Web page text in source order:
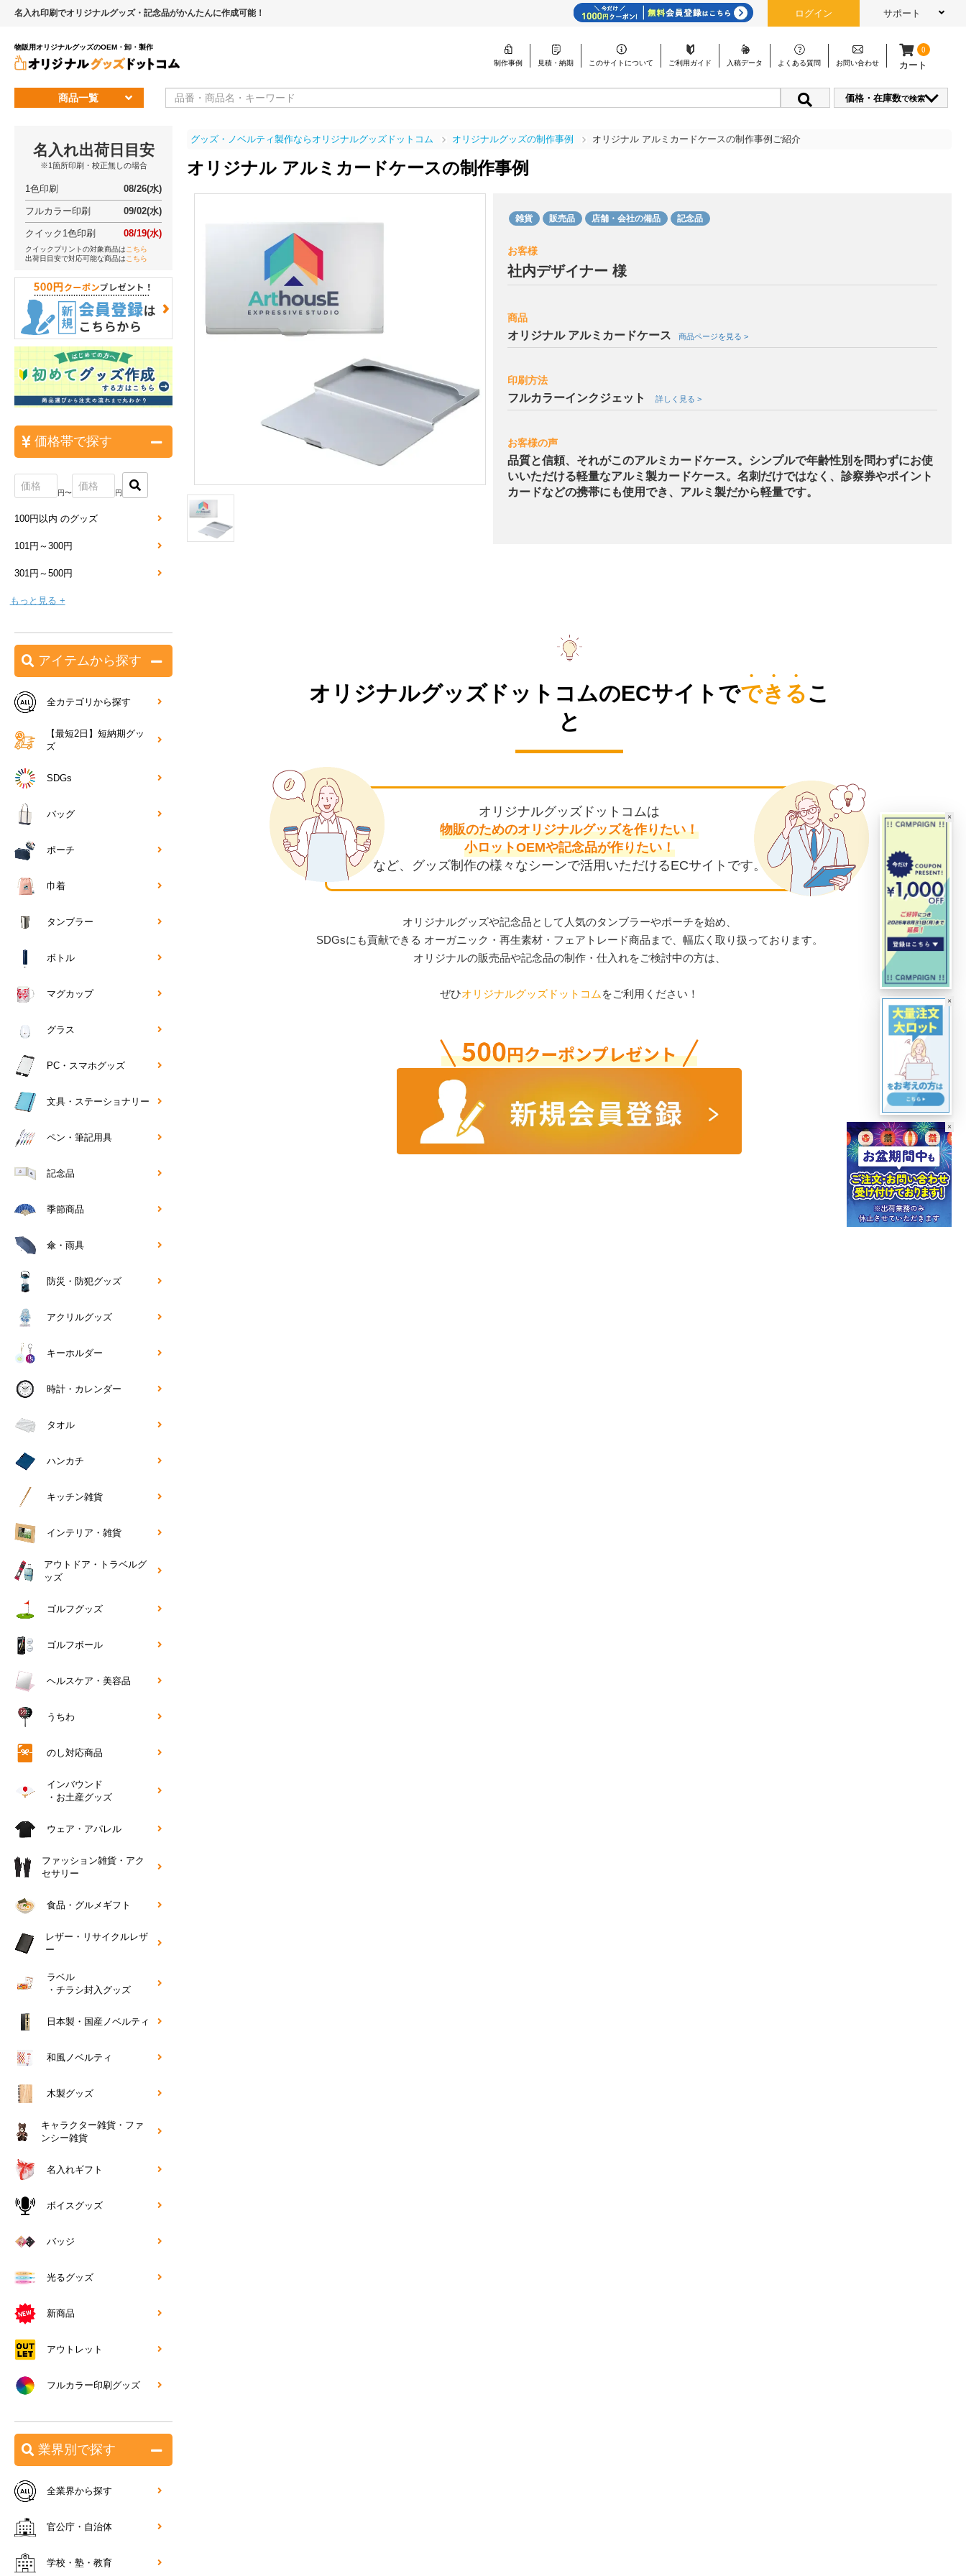
名入れ印刷でオリジナルグッズ・記念品がかんたんに作成可能！ ログイン サポート
物販用オリジナルグッズのOEM・卸・製作
制作事例
見積・納期 このサイトについて ご利用ガイド 入稿データ よくある質問 お問い合わせ
0
カート
商品一覧 価格・在庫数で検索
グッズ・ノベルティ製作ならオリジナルグッズドットコム オリジナルグッズの制作事例 オリジナル アルミカードケースの制作事例ご紹介
オリジナル アルミカードケースの制作事例
雑貨 販売品 店舗・会社の備品 記念品
お客様
社内デザイナー 様
商品
オリジナル アルミカードケース 商品ページを見る >
印刷方法
フルカラーインクジェット 詳しく見る >
お客様の声
品質と信頼、それがこのアルミカードケース。シンプルで年齢性別を問わずにお使
いいただける軽量なアルミ製カードケース。名刺だけではなく、診察券やポイント
カードなどの携帯にも使用でき、アルミ製だから軽量です。
オリジナルグッズドットコムのECサイトでできるこ
と
オリジナルグッズドットコムは
物販のためのオリジナルグッズを作りたい！
小ロットOEMや記念品が作りたい！
など、グッズ制作の様々なシーンで活用いただけるECサイトです。
オリジナルグッズや記念品として人気のタンブラーやポーチを始め、
SDGsにも貢献できる オーガニック・再生素材・フェアトレード商品まで、幅広く取り扱っております。
オリジナルの販売品や記念品の制作・仕入れをご検討中の方は、
ぜひオリジナルグッズドットコム をご利用ください！
名入れ出荷日目安
※1箇所印刷・校正無しの場合
1色印刷 08/26(水)
フルカラー印刷 09/02(水)
クイック1色印刷 08/19(水)
クイックプリントの対象商品は こちら
出荷日目安で対応可能な商品は こちら
価格帯で探す
円〜 円
100円以内 のグッズ
101円～300円
301円～500円
もっと見る +
アイテムから探す
全カテゴリから探す
【最短2日】短納期グッ
ズ
SDGs
バッグ
ポーチ
巾着
タンブラー
ボトル
マグカップ
グラス
PC・スマホグッズ
文具・ステーショナリー
ペン・筆記用具
記念品
季節商品
傘・雨具
防災・防犯グッズ
アクリルグッズ
キーホルダー
時計・カレンダー
タオル
ハンカチ
キッチン雑貨
インテリア・雑貨
アウトドア・トラベルグ
ッズ
ゴルフグッズ
ゴルフボール
ヘルスケア・美容品
うちわ
のし対応商品
インバウンド
・お土産グッズ
ウェア・アパレル
ファッション雑貨・アク
セサリー
食品・グルメギフト
レザー・リサイクルレザ
ー
ラベル
・チラシ封入グッズ
日本製・国産ノベルティ
和風ノベルティ
木製グッズ
キャラクター雑貨・ファ
ンシー雑貨
名入れギフト
ボイスグッズ
バッジ
光るグッズ
新商品
アウトレット
フルカラー印刷グッズ
業界別で探す
全業界から探す
官公庁・自治体
学校・塾・教育
×
×
×